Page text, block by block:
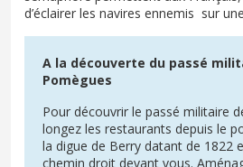
d’éclairer les navires ennemis sur
A la découverte du passé
Pomègues
Pour découvrir le passé militaire
longez les restaurants depuis le
la digue de Berry datant de 1822
chemin droit devant vous.